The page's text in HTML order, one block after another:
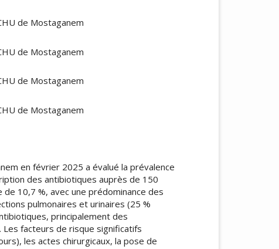
de Mostaganem
de Mostaganem
de Mostaganem
de Mostaganem
en février 2025 a évalué la prévalence
des antibiotiques auprès de 150
10,7 %, avec une prédominance des
pulmonaires et urinaires (25 %
principalement des
facteurs de risque significatifs
les actes chirurgicaux, la pose de